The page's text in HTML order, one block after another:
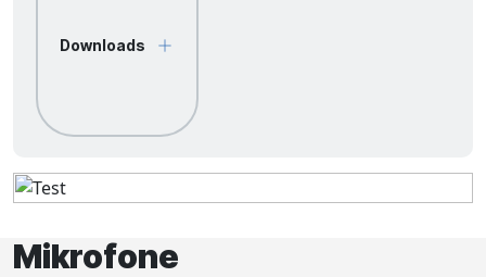
Downloads
Mikrofone